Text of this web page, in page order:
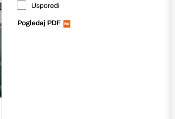
Usporedi
Pogledaj PDF